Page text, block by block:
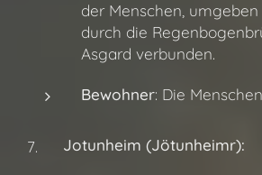
der Menschen,
durch die
Asgard verbunden.
Bewohner: Die
Jotunheim (Jötunheimr):